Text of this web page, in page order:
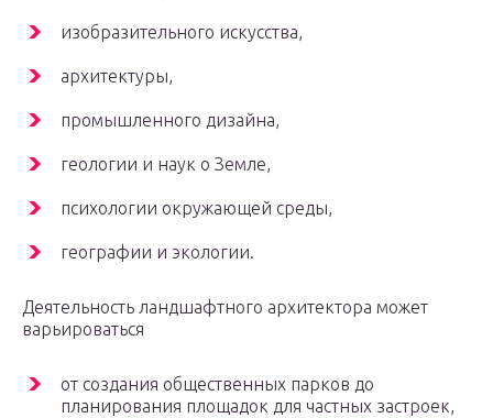
изобразительного искусства,
архитектуры,
промышленного дизайна,
геологии и наук о Земле,
психологии окружающей среды,
географии и экологии.
Деятельность ландшафтного архитектора может
варьироваться
от создания общественных парков до
планирования площадок для частных застроек,